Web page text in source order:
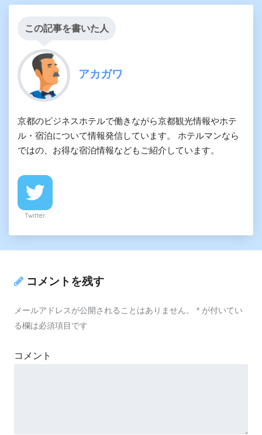
この記事を書いた人
アカガワ
京都のビジネスホテルで働きながら京都観光情報やホテ
ル・宿泊について情報発信しています。 ホテルマンなら
ではの、お得な宿泊情報などもご紹介しています。
Twitter
コメントを残す
メールアドレスが公開されることはありません。 * が付いてい
る欄は必須項目です
コメント